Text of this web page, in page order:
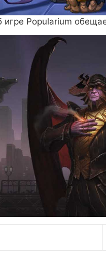
Popularium